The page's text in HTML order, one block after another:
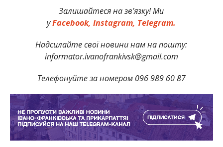
Залишайтеся на зв’язку! Ми
уFacebook, Instagram, Telegram.
Надсилайте свої новини нам на пошту:
informator.ivanofrankivsk@gmail.com
Телефонуйте за номером 096 989 60 87